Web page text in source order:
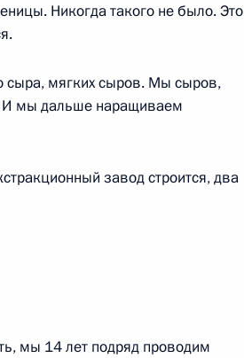
36
Никогда такого не было. Это
сыра, мягких сыров. Мы сыров,
И мы дальше наращиваем
завод строится, два
мы 14 лет подряд проводим